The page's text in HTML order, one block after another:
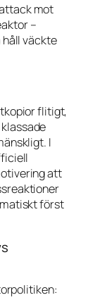
mot
–
håll väckte
flitigt,
I
att
först